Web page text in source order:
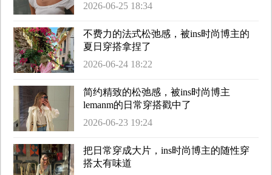
2026-06-25 18:34
不费力的法式松弛感，被ins时尚博主的
夏日穿搭拿捏了
2026-06-24 18:22
简约精致的松弛感，被ins时尚博主
lemanm的日常穿搭戳中了
2026-06-23 19:24
把日常穿成大片，ins时尚博主的随性穿
搭太有味道